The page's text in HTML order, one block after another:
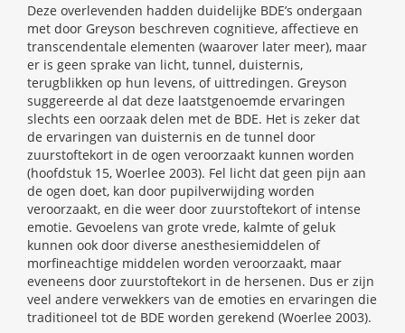
Deze overlevenden hadden duidelijke BDE’s ondergaan
met door Greyson beschreven cognitieve, affectieve en
transcendentale elementen (waarover later meer), maar
er is geen sprake van licht, tunnel, duisternis,
terugblikken op hun levens, of uittredingen. Greyson
suggereerde al dat deze laatstgenoemde ervaringen
slechts een oorzaak delen met de BDE. Het is zeker dat
de ervaringen van duisternis en de tunnel door
zuurstoftekort in de ogen veroorzaakt kunnen worden
(hoofdstuk 15, Woerlee 2003). Fel licht dat geen pijn aan
de ogen doet, kan door pupilverwijding worden
veroorzaakt, en die weer door zuurstoftekort of intense
emotie. Gevoelens van grote vrede, kalmte of geluk
kunnen ook door diverse anesthesiemiddelen of
morfineachtige middelen worden veroorzaakt, maar
eveneens door zuurstoftekort in de hersenen. Dus er zijn
veel andere verwekkers van de emoties en ervaringen die
traditioneel tot de BDE worden gerekend (Woerlee 2003).